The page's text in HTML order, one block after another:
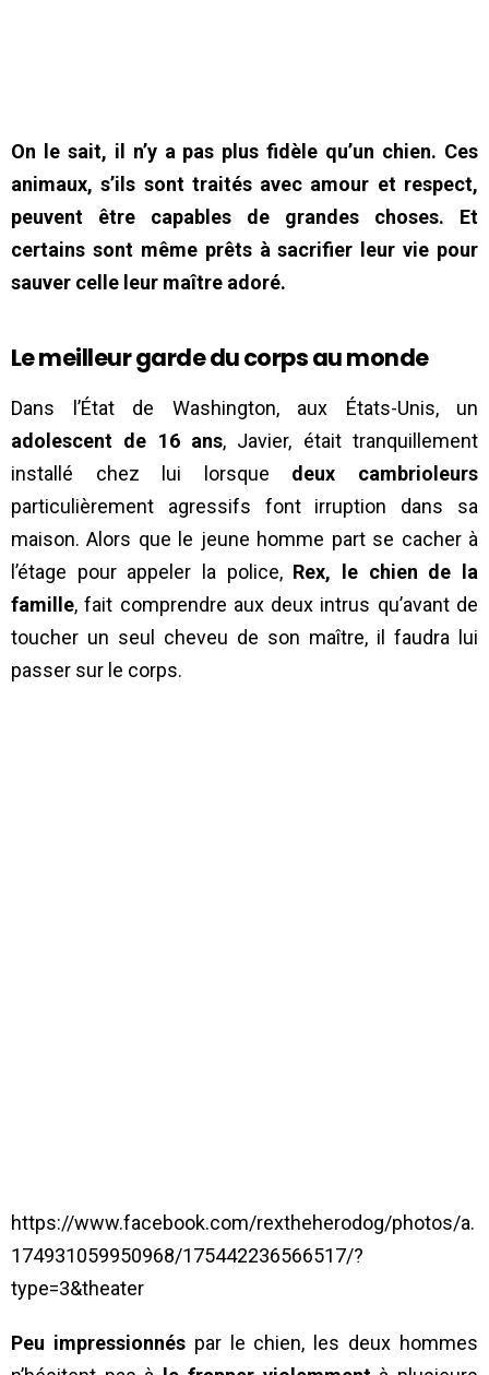
On le sait, il n’y a pas plus fidèle qu’un chien. Ces
animaux, s’ils sont traités avec amour et respect,
peuvent être capables de grandes choses. Et
certains sont même prêts à sacrifier leur vie pour
sauver celle leur maître adoré.
Le meilleur garde du corps au monde
Dans l’État de Washington, aux États-Unis, un
adolescent de 16 ans, Javier, était tranquillement
installé chez lui lorsque deux cambrioleurs
particulièrement agressifs font irruption dans sa
maison. Alors que le jeune homme part se cacher à
l’étage pour appeler la police, Rex, le chien de la
famille, fait comprendre aux deux intrus qu’avant de
toucher un seul cheveu de son maître, il faudra lui
passer sur le corps.
https://www.facebook.com/rextheherodog/photos/a.
174931059950968/175442236566517/?
type=3&theater
Peu impressionnéspar le chien, les deux hommes